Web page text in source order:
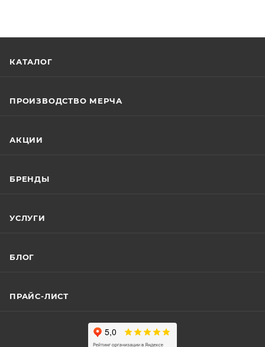
КАТАЛОГ
ПРОИЗВОДСТВО МЕРЧА
АКЦИИ
БРЕНДЫ
УСЛУГИ
БЛОГ
ПРАЙС-ЛИСТ